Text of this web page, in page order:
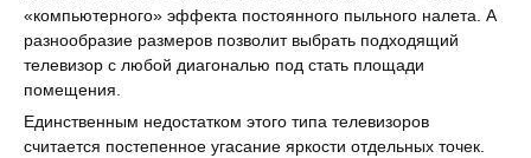
«компьютерного» эффекта постоянного пыльного налета. А
разнообразие размеров позволит выбрать подходящий
телевизор с любой диагональю под стать площади
помещения.
Единственным недостатком этого типа телевизоров
считается постепенное угасание яркости отдельных точек.